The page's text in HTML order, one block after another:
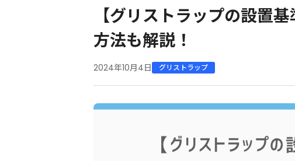
【グリストラップの設置
方法も解説！
2024年10月4日 グリストラップ